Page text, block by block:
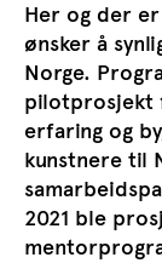
Her og der
ønsker å
Norge.
pilotprosjekt
erfaring og
kunstnere til
2021 ble